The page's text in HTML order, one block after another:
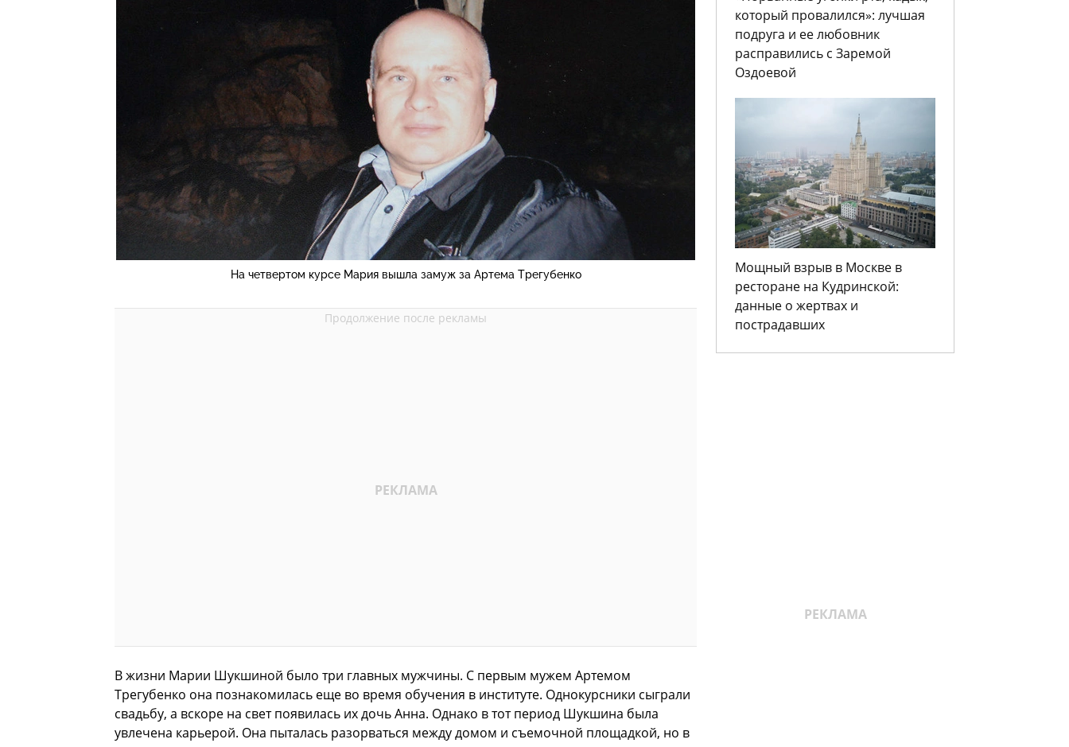
На четвертом курсе Мария вышла замуж за Артема Трегубенко
В жизни Марии Шукшиной было три главных мужчины. С первым мужем Артемом
Трегубенко она познакомилась еще во время обучения в институте. Однокурсники сыграли
свадьбу, а вскоре на свет появилась их дочь Анна. Однако в тот период Шукшина была
увлечена карьерой. Она пыталась разорваться между домом и съемочной площадкой, но в
который провалился»: лучшая
подруга и ее любовник
расправились с Заремой
Оздоевой
Мощный взрыв в Москве в
ресторане на Кудринской:
данные о жертвах и
пострадавших